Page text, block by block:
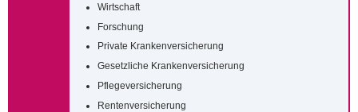
Wirtschaft
Forschung
Private Krankenversicherung
Gesetzliche Krankenversicherung
Pflegeversicherung
Rentenversicherung